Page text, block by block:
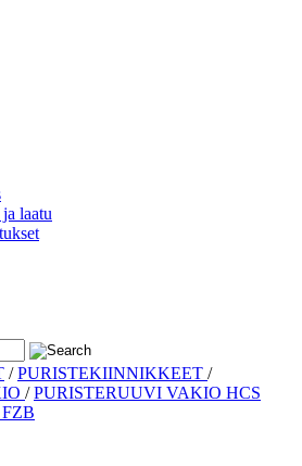
laatu
/PURISTEKIINNIKKEET /
/PURISTERUUVI VAKIO HCS